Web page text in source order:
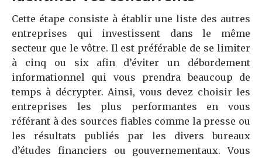
Cette étape consiste à établir une liste des autres
entreprises qui investissent dans le même
secteur que le vôtre. Il est préférable de se limiter
à cinq ou six afin d’éviter un débordement
informationnel qui vous prendra beaucoup de
temps à décrypter. Ainsi, vous devez choisir les
entreprises les plus performantes en vous
référant à des sources fiables comme la presse ou
les résultats publiés par les divers bureaux
d’études financiers ou gouvernementaux. Vous